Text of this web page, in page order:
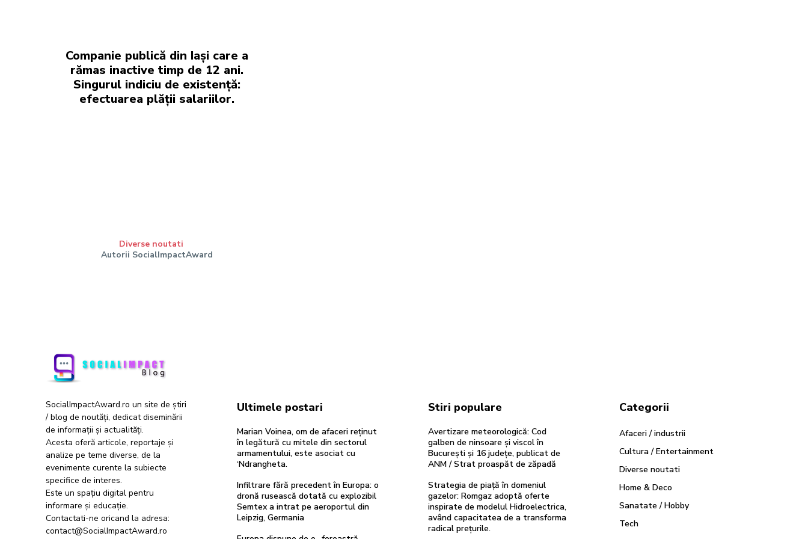
Companie publică din Iași care a
rămas inactive timp de 12 ani.
Singurul indiciu de existență:
efectuarea plății salariilor.
Diverse noutati
Autorii SocialImpactAward
SocialImpactAward.ro un site de știri
/ blog de noutăți, dedicat diseminării
de informații și actualități.
Acesta oferă articole, reportaje și
analize pe teme diverse, de la
evenimente curente la subiecte
specifice de interes.
Este un spațiu digital pentru
informare și educație.
Contactati-ne oricand la adresa:
contact@SocialImpactAward.ro
Ultimele postari
Marian Voinea, om de afaceri reținut
în legătură cu mitele din sectorul
armamentului, este asociat cu
‘Ndrangheta.
Infiltrare fără precedent în Europa: o
dronă rusească dotată cu explozibil
Semtex a intrat pe aeroportul din
Leipzig, Germania
Stiri populare
Avertizare meteorologică: Cod
galben de ninsoare și viscol în
București și 16 județe, publicat de
ANM / Strat proaspăt de zăpadă
Strategia de piață în domeniul
gazelor: Romgaz adoptă oferte
inspirate de modelul Hidroelectrica,
având capacitatea de a transforma
radical prețurile.
Categorii
Afaceri / industrii
Cultura / Entertainment
Diverse noutati
Home & Deco
Sanatate / Hobby
Tech